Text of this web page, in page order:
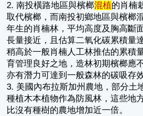
2. 南投橫路地區與檳榔混植的肖楠
取代檳榔，而南投初鄉地區與檳榔
年生的肖楠林，平均高度及胸高斷
長量接近，且估算二氧化碳累積量
稍高於一般肖楠人工林推估的累積
育管理良好之地，造林初期檳榔應
亦有潛力可達到一般森林的碳吸存效
3. 美國內布拉斯加州農地，部分土
種植木本植物作為防風林，這些地
比沒有種樹的農地增加近一倍。